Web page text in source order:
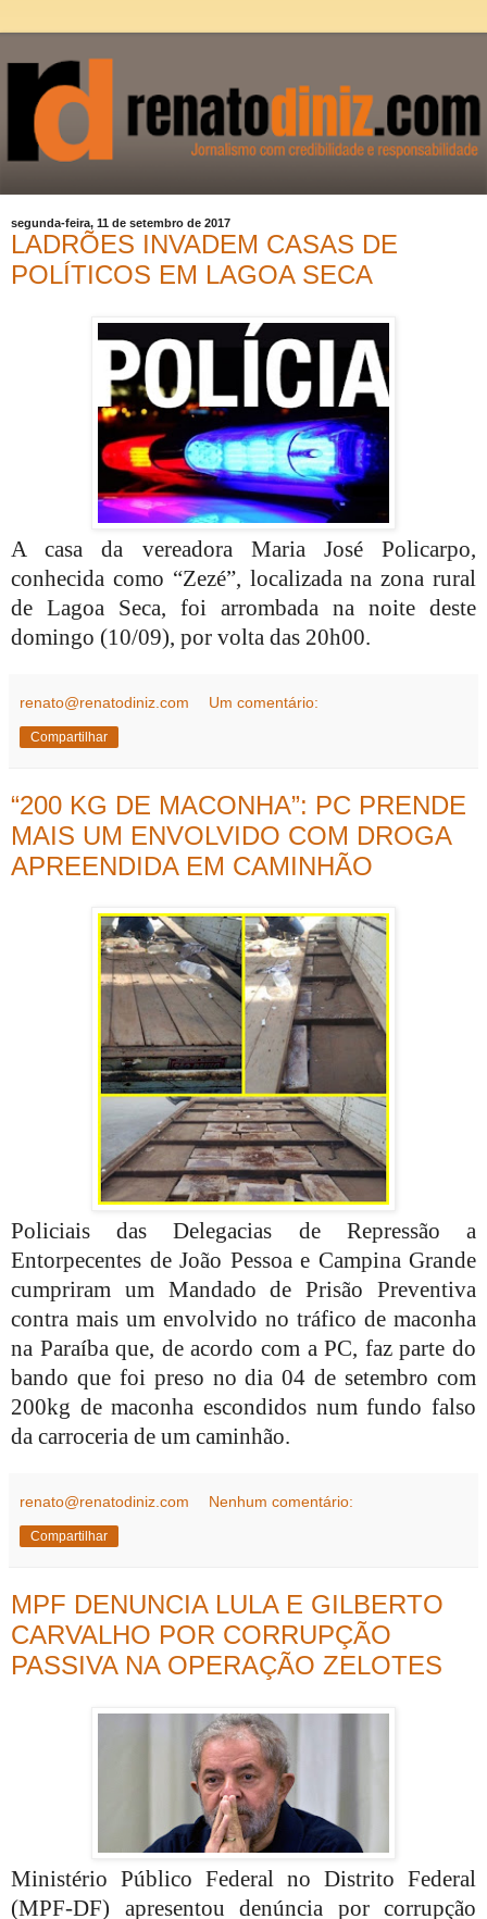
segunda-feira, 11 de setembro de 2017
LADRÕES INVADEM CASAS DE
POLÍTICOS EM LAGOA SECA
A casa da vereadora Maria José Policarpo,
conhecida como “Zezé”, localizada na zona rural
de Lagoa Seca, foi arrombada na noite deste
domingo (10/09), por volta das 20h00.
renato@renatodiniz.com Um comentário:
Compartilhar
“200 KG DE MACONHA”: PC PRENDE
MAIS UM ENVOLVIDO COM DROGA
APREENDIDA EM CAMINHÃO
Policiais das Delegacias de Repressão a
Entorpecentes de João Pessoa e Campina Grande
cumpriram um Mandado de Prisão Preventiva
contra mais um envolvido no tráfico de maconha
na Paraíba que, de acordo com a PC, faz parte do
bando que foi preso no dia 04 de setembro com
200kg de maconha escondidos num fundo falso
da carroceria de um caminhão.
renato@renatodiniz.com Nenhum comentário:
Compartilhar
MPF DENUNCIA LULA E GILBERTO
CARVALHO POR CORRUPÇÃO
PASSIVA NA OPERAÇÃO ZELOTES
Ministério Público Federal no Distrito Federal
(MPF-DF) apresentou denúncia por corrupção